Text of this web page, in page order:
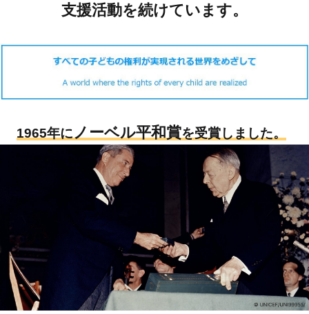
支援活動を続けています。
1965年に ノーベル平和賞を受賞しました。